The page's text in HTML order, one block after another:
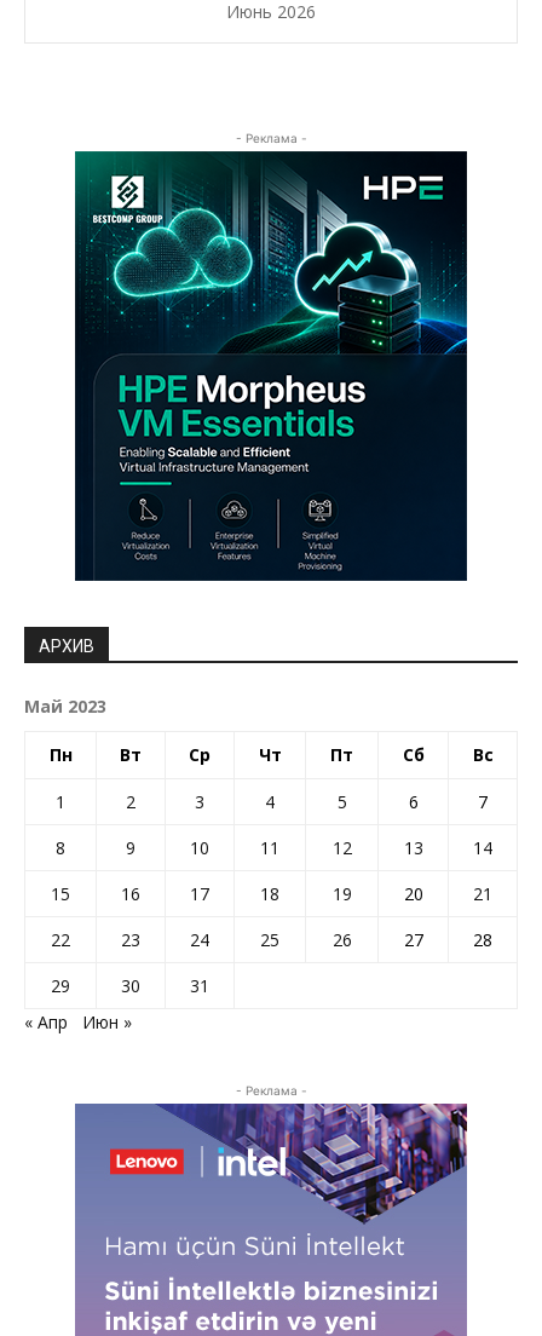
Июнь 2026
- Реклама -
АРХИВ
Май 2023
Пн Вт Ср Чт Пт Сб Вс
1 2 3 4 5 6
7
8
9 10 11 12 13
14
15
16 17 18 19 20
21
22
23 24 25 26 27
28
29
30
31
« Апр
Июн »
- Реклама -